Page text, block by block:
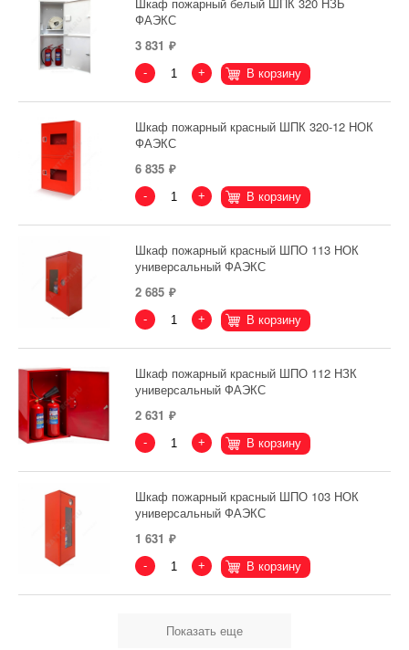
ФАЭКС
3 831
- + В корзину
Шкаф пожарный красный ШПК 320-12 НОК
ФАЭКС
6 835
- + В корзину
Шкаф пожарный красный ШПО 113 НОК
универсальный ФАЭКС
2 685
- + В корзину
Шкаф пожарный красный ШПО 112 НЗК
универсальный ФАЭКС
2 631
- + В корзину
Шкаф пожарный красный ШПО 103 НОК
универсальный ФАЭКС
1 631
- + В корзину
Показать еще